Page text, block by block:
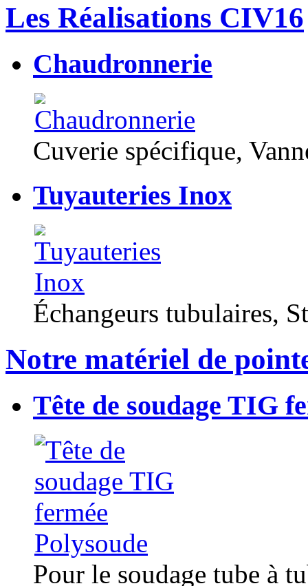
Les Réalisations CIV16
Chaudronnerie
Cuverie spécifique,
Tuyauteries Inox
Échangeurs tubulaires,
Notre matériel de
Tête de soudage TIG
Pour le soudage tube à